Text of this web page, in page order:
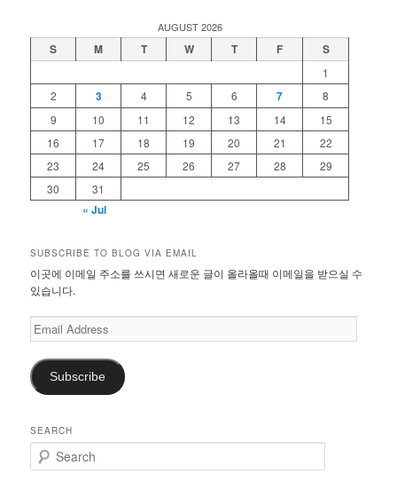
AUGUST 2026
S M T W T F S
1
2
3 4 5 6 7
8
9
10 11 12 13 14
15
16
17 18 19 20 21
22
23
24 25 26 27 28
29
30
31
« Jul
SUBSCRIBE TO BLOG VIA EMAIL
이곳에 이메일 주소를 쓰시면 새로운 글이 올라올때 이메일을 받으실 수
있습니다.
Email
Address
Subscribe
SEARCH
e